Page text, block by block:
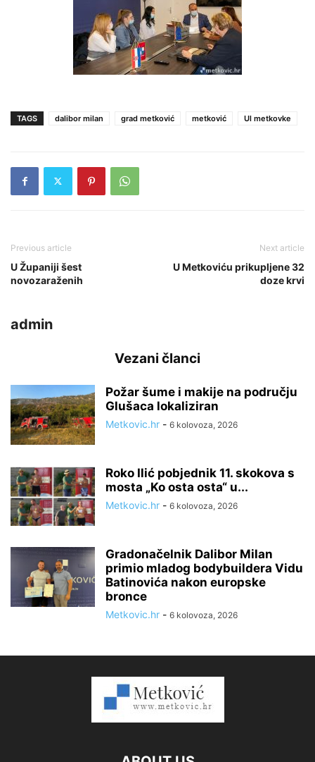
TAGS dalibor milan grad metković metković Ul metkovke
Previous article
U Županiji šest
novozaraženih
Next article
U Metkoviću prikupljene 32
doze krvi
admin
Vezani članci
Požar šume i makije na području
Glušaca lokaliziran
Metkovic.hr - 6 kolovoza, 2026
Roko Ilić pobjednik 11. skokova s
mosta „Ko osta osta“ u...
Metkovic.hr - 6 kolovoza, 2026
Gradonačelnik Dalibor Milan
primio mladog bodybuildera Vidu
Batinovića nakon europske
bronce
Metkovic.hr - 6 kolovoza, 2026